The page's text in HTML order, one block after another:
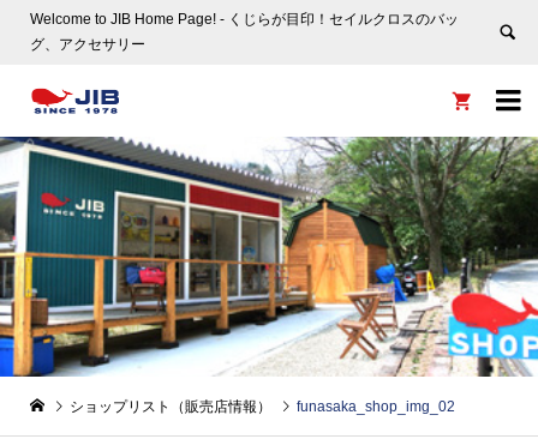
Welcome to JIB Home Page! ‐ くじらが目印！セイルクロスのバッ
グ、アクセサリー


ショップリスト（販売店情報） funasaka_shop_img_02